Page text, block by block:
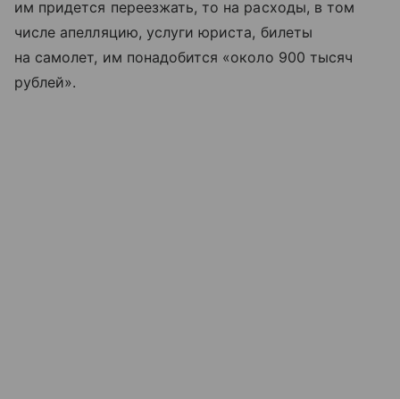
им придется переезжать, то на расходы, в том
числе апелляцию, услуги юриста, билеты
на самолет, им понадобится «около 900 тысяч
рублей».